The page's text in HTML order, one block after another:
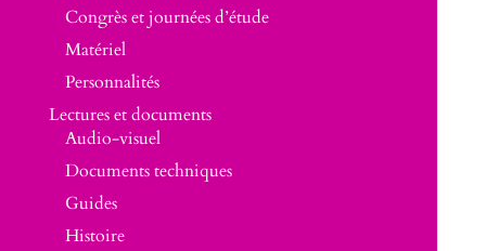
Congrès et journées d’étude
Matériel
Personnalités
Lectures et documents
Audio-visuel
Documents techniques
Guides
Histoire